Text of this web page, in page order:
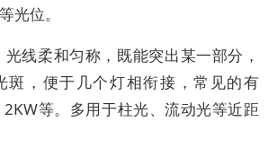
光位。
线柔和匀称，既能突出某一部分，
斑，便于几个灯相衔接，常见的有
等。多用于柱光、流动光等近距